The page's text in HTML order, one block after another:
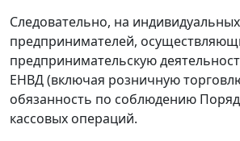
Следовательно, на индивидуальных
предпринимателей,
предпринимательскую
ЕНВД (включая розничную
обязанность по соблюдению
кассовых операций.